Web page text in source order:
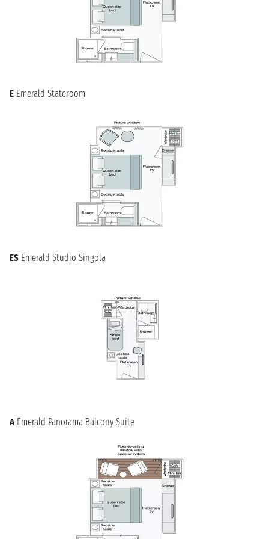
E Emerald Stateroom
ES Emerald Studio Singola
A Emerald Panorama Balcony Suite